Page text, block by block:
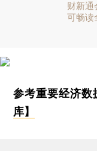
财新通
可畅读
参考重要经济数
库】